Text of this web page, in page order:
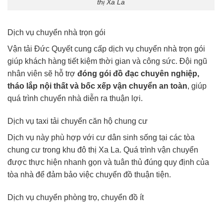
thị Xa La
Dịch vụ chuyển nhà trọn gói
Vận tải Đức Quyết cung cấp dịch vụ chuyển nhà trọn gói
giúp khách hàng tiết kiệm thời gian và công sức. Đội ngũ
nhân viên sẽ hỗ trợ đóng gói đồ đạc chuyên nghiệp,
tháo lắp nội thất và bốc xếp vận chuyển an toàn, giúp
quá trình chuyển nhà diễn ra thuận lợi.
Dịch vụ taxi tải chuyển căn hộ chung cư
Dịch vụ này phù hợp với cư dân sinh sống tại các tòa
chung cư trong khu đô thị Xa La. Quá trình vận chuyển
được thực hiện nhanh gọn và tuân thủ đúng quy định của
tòa nhà để đảm bảo việc chuyển đồ thuận tiện.
Dịch vụ chuyển phòng trọ, chuyển đồ ít